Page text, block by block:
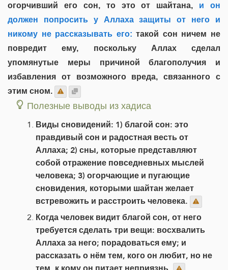
огорчивший его сон, то это от шайтана, и он
должен попросить у Аллаха защиты от него и
никому не рассказывать его: такой сон ничем не
повредит ему, поскольку Аллах сделал
упомянутые меры причиной благополучия и
избавления от возможного вреда, связанного с
этим сном.
Полезные выводы из хадиса
Виды сновидений: 1) благой сон: это
правдивый сон и радостная весть от
Аллаха; 2) сны, которые представляют
собой отражение повседневных мыслей
человека; 3) огорчающие и пугающие
сновидения, которыми шайтан желает
встревожить и расстроить человека.
Когда человек видит благой сон, от него
требуется сделать три вещи: восхвалить
Аллаха за него; порадоваться ему; и
рассказать о нём тем, кого он любит, но не